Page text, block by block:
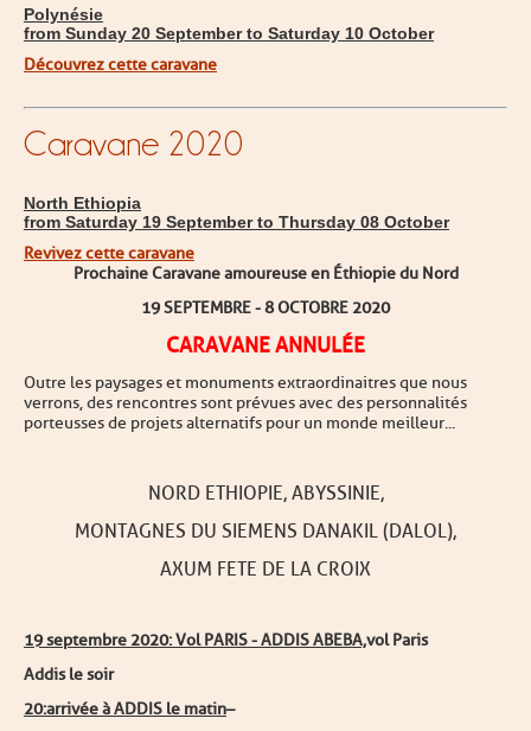
Polynésie
from Sunday 20 September to Saturday 10 October
Découvrez cette caravane
Caravane 2020
North Ethiopia
from Saturday 19 September to Thursday 08 October
Revivez cette caravane
Prochaine Caravane amoureuse en Éthiopie du Nord
19 SEPTEMBRE - 8 OCTOBRE 2020
CARAVANE ANNULÉE
Outre les paysages et monuments extraordinaitres que nous
verrons, des rencontres sont prévues avec des personnalités
porteusses de projets alternatifs pour un monde meilleur...
NORD ETHIOPIE, ABYSSINIE,
MONTAGNES DU SIEMENS DANAKIL (DALOL),
AXUM FETE DE LA CROIX
19 septembre 2020: Vol PARIS - ADDIS ABEBA,vol Paris
Addis le soir
20:arrivée à ADDIS le matin–